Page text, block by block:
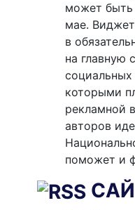
может быть
мае.
в
на главную
социальных
которыми
рекламной
авторов
поможет и